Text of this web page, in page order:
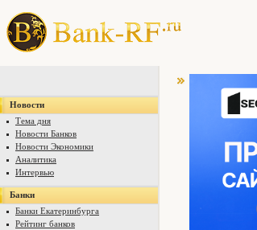
Новости
Тема дня
Новости Банков
Новости Экономики
Аналитика
Интервью
Банки
Банки Екатеринбурга
Рейтинг банков